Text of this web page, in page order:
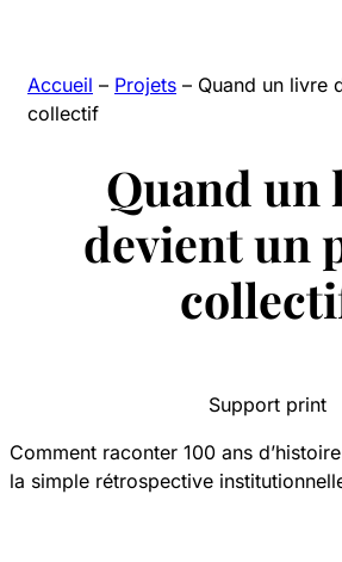
Accueil – Projets – Quand un livre
collectif
Quand un
devient un
Support print
Comment raconter 100 ans
la simple rétrospective